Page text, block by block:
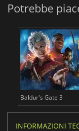
Potrebbe
Baldur's Gate 3
INFORMAZIONI